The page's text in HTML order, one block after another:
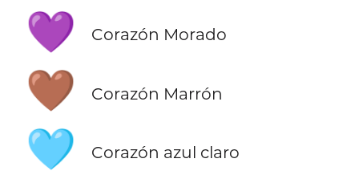
💜 Corazón Morado
🤎 Corazón Marrón
🩵 Corazón azul claro